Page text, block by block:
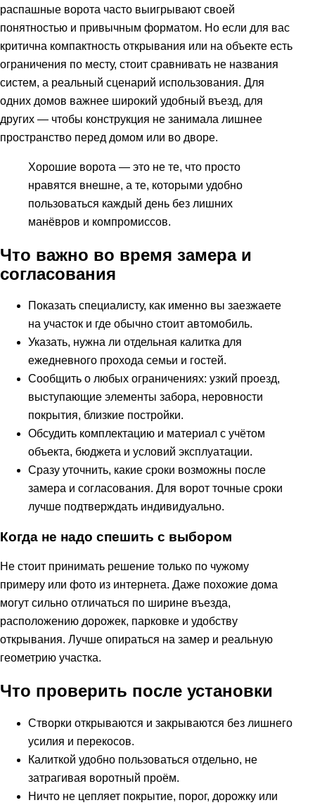
распашные ворота часто выигрывают своей
понятностью и привычным форматом. Но если для вас
критична компактность открывания или на объекте есть
ограничения по месту, стоит сравнивать не названия
систем, а реальный сценарий использования. Для
одних домов важнее широкий удобный въезд, для
других — чтобы конструкция не занимала лишнее
пространство перед домом или во дворе.
Хорошие ворота — это не те, что просто
нравятся внешне, а те, которыми удобно
пользоваться каждый день без лишних
манёвров и компромиссов.
Что важно во время замера и
согласования
Показать специалисту, как именно вы заезжаете
на участок и где обычно стоит автомобиль.
Указать, нужна ли отдельная калитка для
ежедневного прохода семьи и гостей.
Сообщить о любых ограничениях: узкий проезд,
выступающие элементы забора, неровности
покрытия, близкие постройки.
Обсудить комплектацию и материал с учётом
объекта, бюджета и условий эксплуатации.
Сразу уточнить, какие сроки возможны после
замера и согласования. Для ворот точные сроки
лучше подтверждать индивидуально.
Когда не надо спешить с выбором
Не стоит принимать решение только по чужому
примеру или фото из интернета. Даже похожие дома
могут сильно отличаться по ширине въезда,
расположению дорожек, парковке и удобству
открывания. Лучше опираться на замер и реальную
геометрию участка.
Что проверить после установки
Створки открываются и закрываются без лишнего
усилия и перекосов.
Калиткой удобно пользоваться отдельно, не
затрагивая воротный проём.
Ничто не цепляет покрытие, порог, дорожку или